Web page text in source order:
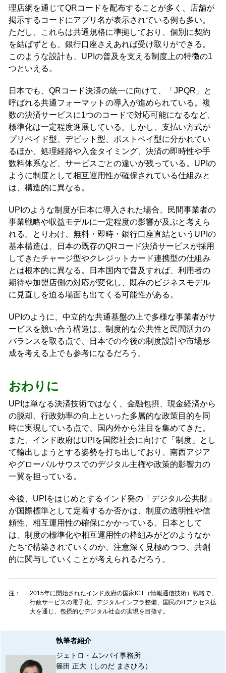
理店網を通じてQRコードを配布することが多く、店舗が
掲示するコードにアプリ名が表示されている例も多い。
ただし、これらは共通規格に準拠しており、個別に契約
を結ばずとも、銀行口座さえあれば受け取りができる。
このような設計も、UPIの普及を支える制度上の特徴の1
つといえる。
日本でも、QRコード決済の統一に向けて、「JPQR」と
呼ばれる共通フォーマットの導入が進められている。複
数の決済サービスに1つのコードで対応可能になるなど、
標準化は一定程度進展している。しかし、支払い方式が
プリペイド型、デビット型、ポストペイ型に分かれてい
るほか、処理経路や入金タイミング、決済の即時性や手
数料体系など、サービスごとの違いが残っている。UPIの
ように制度として相互運用性が確保されている仕組みと
は、構造的に異なる。
UPIのような制度が日本に導入された場合、民間事業者の
事業戦略や収益モデルに一定程度の影響が及ぶと考えら
れる。とりわけ、無料・即時・銀行口座直結というUPIの
基本構造は、日本の既存のQRコード決済サービスが採用
してきたチャージ型やクレジットカード連携型の仕組み
とは根本的に異なる。日本国内で普及すれば、利用者の
期待や加盟店側の対応が変化し、既存のビジネスモデル
に見直しを迫る場面も出てくる可能性がある。
UPIのように、中立的な共通基盤の上で多様な事業者がサ
ービスを競い合う構造は、制度的な公共性と民間活力の
バランスを取る点で、日本での今後の制度設計や市場形
成を考える上でも参考になるだろう。
おわりに
UPIは単なる決済技術ではなく、金融包摂、現金経済から
の脱却、行政効率の向上といった多層的な政策目的を同
時に実現している点で、国内外から注目を集めてきた。
また、インド政府はUPIを国際社会に向けて「制度」とし
て輸出しようとする姿勢を打ち出しており、南西アジア
やグローバルサウスでのデジタル主権や政策的影響力の
一翼を担っている。
今後、UPIをはじめとするインド発の「デジタル公共財」
が国際標準として定着するか否かは、制度の透明性や信
頼性、相互運用性の確保にかかっている。日本として
は、制度の標準化や相互運用性の枠組みがどのようなか
たちで構築されていくのか、注意深く見極めつつ、共創
的に関与していくことが考えられるだろう。
注：
2015年に開始されたインド政府の国家ICT（情報通信技術）戦略で、
行政サービスの電子化、デジタルインフラ整備、国民のITアクセス拡
大を通じ、包摂的なデジタル社会の実現を目指す。
執筆者紹介
ジェトロ・ムンバイ事務所
篠田 正大（しのだ まさひろ）